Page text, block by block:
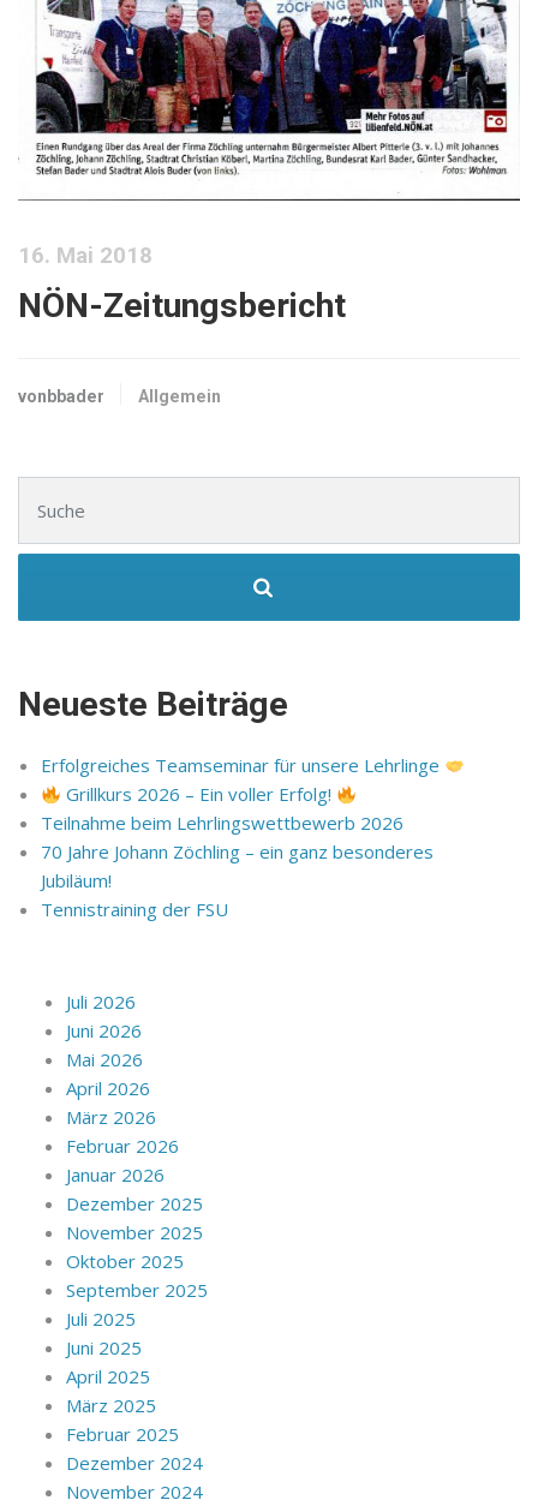
16. Mai 2018
NÖN-Zeitungsbericht
vonbbader Allgemein
Neueste Beiträge
Erfolgreiches Teamseminar für unsere Lehrlinge
Grillkurs 2026 – Ein voller Erfolg!
Teilnahme beim Lehrlingswettbewerb 2026
70 Jahre Johann Zöchling – ein ganz besonderes
Jubiläum!
Tennistraining der FSU
Juli 2026
Juni 2026
Mai 2026
April 2026
März 2026
Februar 2026
Januar 2026
Dezember 2025
November 2025
Oktober 2025
September 2025
Juli 2025
Juni 2025
April 2025
März 2025
Februar 2025
Dezember 2024
November 2024